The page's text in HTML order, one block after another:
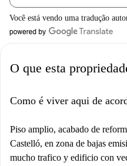
Você está vendo uma tradução
O que esta
Como é viver aqui de
Piso amplio, acabado de
Castelló, en zona de bajas
mucho trafico y edificio con